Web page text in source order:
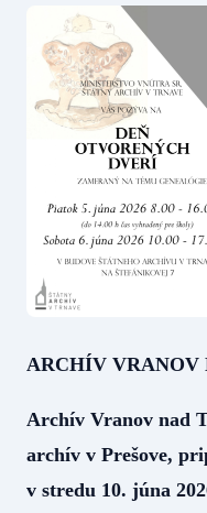
ARCHÍV VRANOV
Archív Vranov nad
archív v Prešove,
v stredu 10. júna